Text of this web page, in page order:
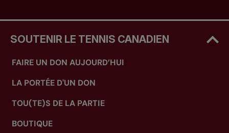
SOUTENIR LE TENNIS CANADIEN
FAIRE UN DON AUJOURD’HUI
LA PORTÉE D'UN DON
TOU(TE)S DE LA PARTIE
BOUTIQUE